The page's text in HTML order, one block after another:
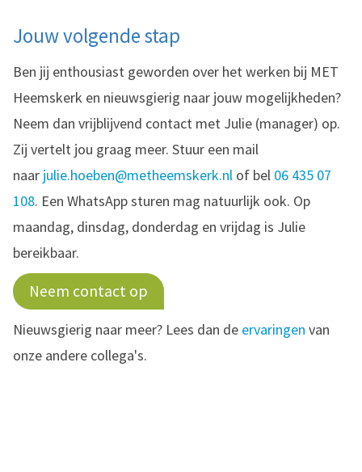
Jouw volgende stap
Ben jij enthousiast geworden over het werken bij MET
Heemskerk en nieuwsgierig naar jouw mogelijkheden?
Neem dan vrijblijvend contact met Julie (manager) op.
Zij vertelt jou graag meer. Stuur een mail
naar julie.hoeben@metheemskerk.nl of bel 06 435 07
108. Een WhatsApp sturen mag natuurlijk ook. Op
maandag, dinsdag, donderdag en vrijdag is Julie
bereikbaar.
Neem contact op
Nieuwsgierig naar meer? Lees dan de ervaringen van
onze andere collega's.